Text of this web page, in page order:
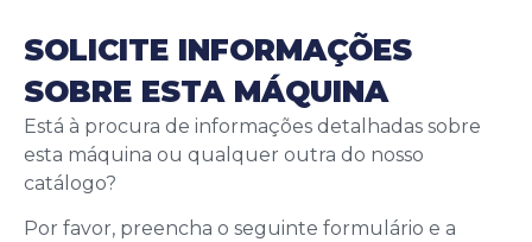
SOLICITE INFORMAÇÕES
SOBRE ESTA MÁQUINA
Está à procura de informações detalhadas sobre
esta máquina ou qualquer outra do nosso
catálogo?
Por favor, preencha o seguinte formulário e a